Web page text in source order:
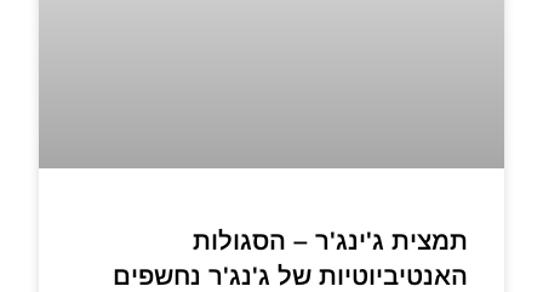
תמצית ג'ינג'ר – הסגולות
האנטיביוטיות של ג'נג'ר נחשפים